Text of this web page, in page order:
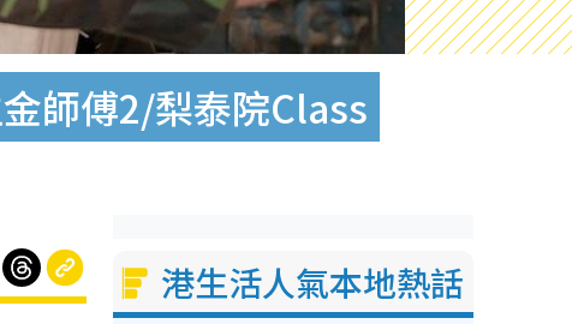
師傅2/梨泰院Class
港生活人氣本地熱話